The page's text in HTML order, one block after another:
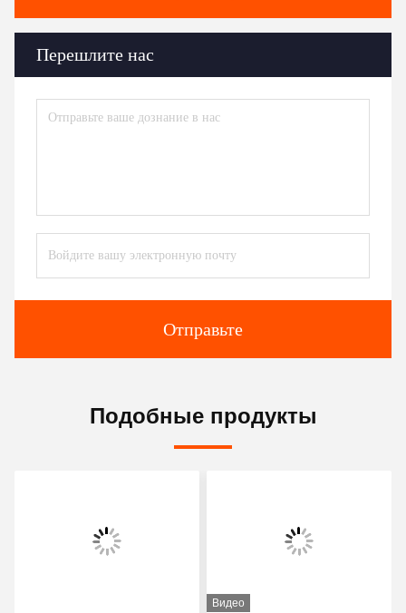
Перешлите нас
Отправьте
Подобные продукты
Видео